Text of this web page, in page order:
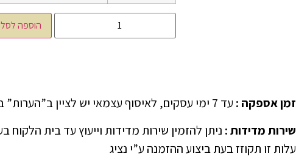
הוספה לסל
זמן אספקה : עד 7 ימי עסקים, לאיסוף עצמאי יש לציין ב”הערות” בהזמנה
שירות מדידות:
עלות זו תקוזז בעת ביצוע ההזמנה ע”י נציג